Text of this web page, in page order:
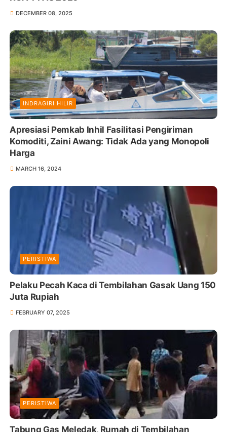
DECEMBER 08, 2025
INDRAGIRI HILIR
Apresiasi Pemkab Inhil Fasilitasi Pengiriman
Komoditi, Zaini Awang: Tidak Ada yang Monopoli
Harga
MARCH 16, 2024
PERISTIWA
Pelaku Pecah Kaca di Tembilahan Gasak Uang 150
Juta Rupiah
FEBRUARY 07, 2025
PERISTIWA
Tabung Gas Meledak, Rumah di Tembilahan